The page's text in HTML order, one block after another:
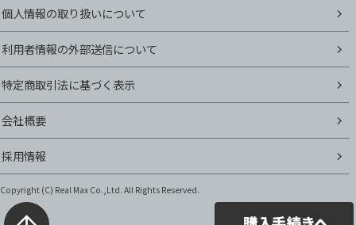
個人情報の取り扱いについて
利用者情報の外部送信について
特定商取引法に基づく表示
会社概要
採用情報
Copyright (C) Real Max Co.,Ltd. All Rights Reserved.